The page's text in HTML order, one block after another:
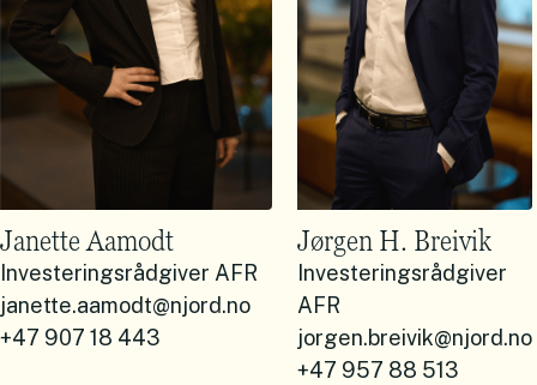
Janette Aamodt
Investeringsrådgiver AFR
janette.aamodt@njord.no
+47 907 18 443
Jørgen H. Breivik
Investeringsrådgiver
AFR
jorgen.breivik@njord.no
+47 957 88 513